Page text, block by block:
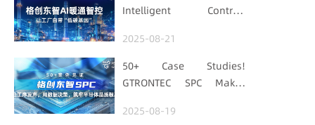
Intelligent Control:
with "Low-Carbon DNA"
2025-08-21
50+ Case Studies!
GTRONTEC SPC Makes
Data for Decisions,
2025-08-19